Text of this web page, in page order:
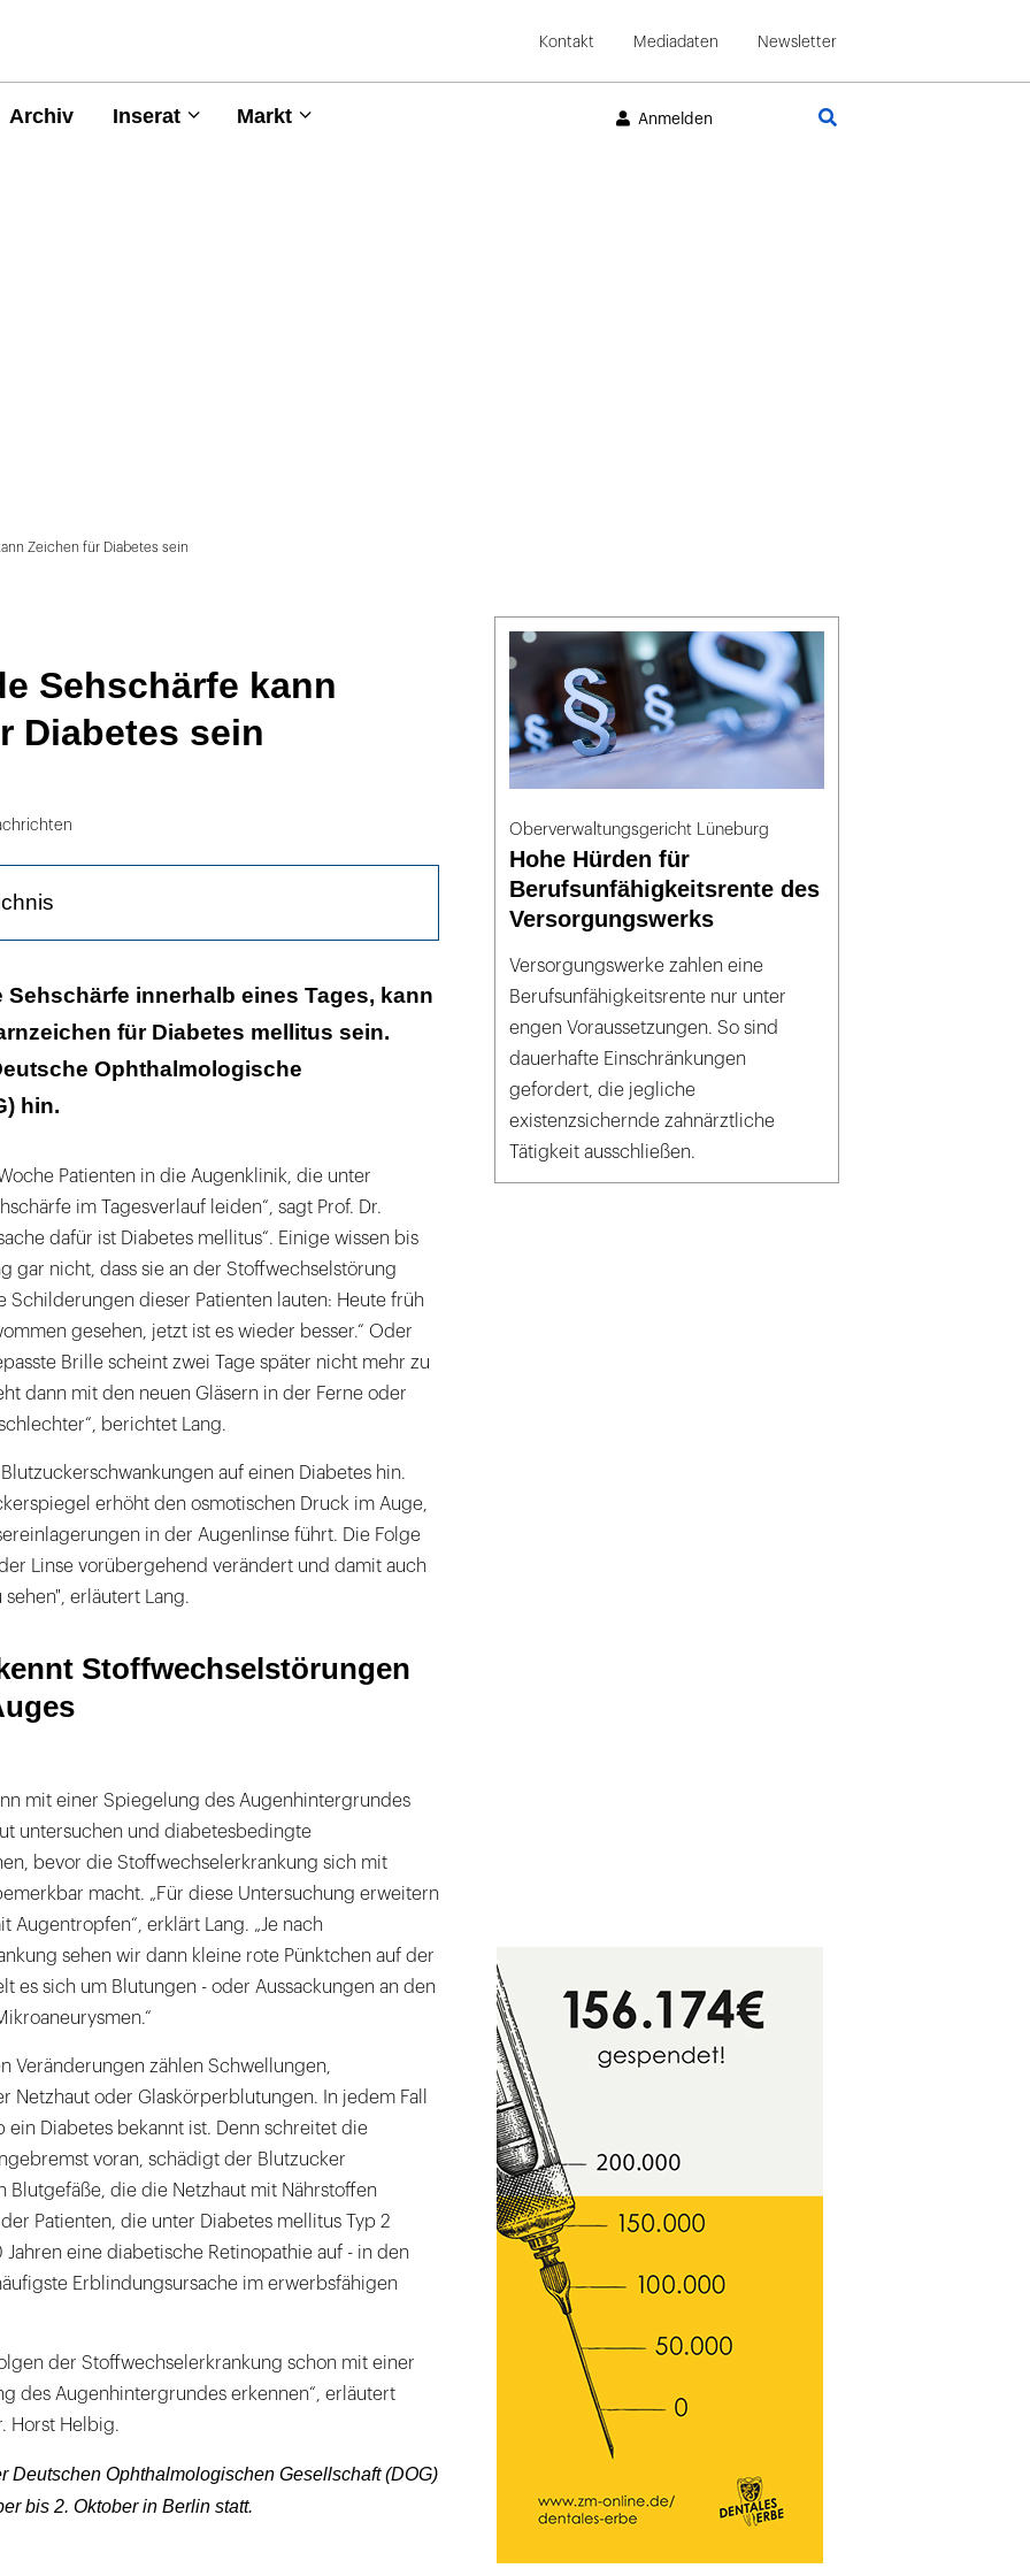
Kontakt Mediadaten Newsletter
Archiv Inserat Markt Anmelden
Zeichen für Diabetes sein
Sehschärfe kann
Diabetes sein
Stoffwechselstörungen anhand des Auges
Sehschärfe innerhalb eines Tages, kann
für Diabetes mellitus sein.
Ophthalmologische
hin.
Patienten in die Augenklinik, die unter
im Tagesverlauf leiden“, sagt Prof. Dr.
dafür ist Diabetes mellitus“. Einige wissen bis
gar nicht, dass sie an der Stoffwechselstörung
Schilderungen dieser Patienten lauten: Heute früh
gesehen, jetzt ist es wieder besser.“ Oder
Brille scheint zwei Tage später nicht mehr zu
dann mit den neuen Gläsern in der Ferne oder
berichtet Lang.
auf einen Diabetes hin.
erhöht den osmotischen Druck im Auge,
in der Augenlinse führt. Die Folge
Linse vorübergehend verändert und damit auch
erläutert Lang.
Stoffwechselstörungen
mit einer Spiegelung des Augenhintergrundes
untersuchen und diabetesbedingte
bevor die Stoffwechselerkrankung sich mit
macht. „Für diese Untersuchung erweitern
Augentropfen“, erklärt Lang. „Je nach
sehen wir dann kleine rote Pünktchen auf der
es sich um Blutungen - oder Aussackungen an den
Veränderungen zählen Schwellungen,
Netzhaut oder Glaskörperblutungen. In jedem Fall
ein Diabetes bekannt ist. Denn schreitet die
voran, schädigt der Blutzucker
Blutgefäße, die die Netzhaut mit Nährstoffen
Patienten, die unter Diabetes mellitus Typ 2
Jahren eine diabetische Retinopathie auf - in den
Erblindungsursache im erwerbsfähigen
der Stoffwechselerkrankung schon mit einer
des Augenhintergrundes erkennen“, erläutert
Horst Helbig.
Deutschen Ophthalmologischen Gesellschaft (DOG)
bis 2. Oktober in Berlin statt.
Oberverwaltungsgericht Lüneburg
Hohe Hürden für
Berufsunfähigkeitsrente des
Versorgungswerks
Versorgungswerke zahlen eine
Berufsunfähigkeitsrente nur unter
engen Voraussetzungen. So sind
dauerhafte Einschränkungen
gefordert, die jegliche
existenzsichernde zahnärztliche
Tätigkeit ausschließen.